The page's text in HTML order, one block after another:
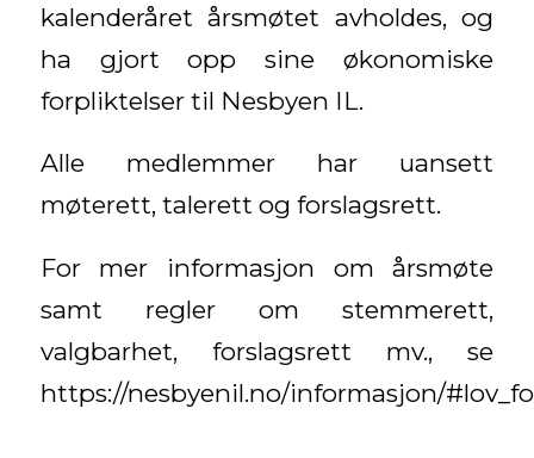
kalenderåret årsmøtet avholdes, og
ha gjort opp sine økonomiske
forpliktelser til Nesbyen IL.
Alle medlemmer har uansett
møterett, talerett og forslagsrett.
For mer informasjon om årsmøte
samt regler om stemmerett,
valgbarhet, forslagsrett mv., se
https://nesbyenil.no/informasjon/